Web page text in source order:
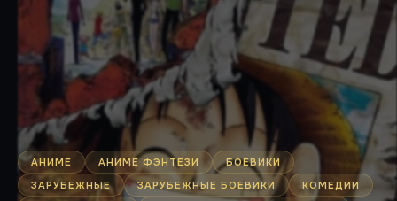
АНИМЕ АНИМЕ ФЭНТЕЗИ
БОЕВИКИ
ЗАРУБЕЖНЫЕ
ЗАРУБЕЖНЫЕ БОЕВИКИ
КОМЕДИИ